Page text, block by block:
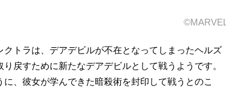
©MARVEL
トラは、デアデビルが不在となってしまったヘルズ
戻すために新たなデアデビルとして戦うようです。
、彼女が学んできた暗殺術を封印して戦うとのこ